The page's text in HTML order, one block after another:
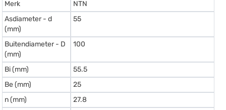
Merk
NTN
Asdiameter - d
(mm)
55
Buitendiameter - D
(mm)
100
Bi (mm)
55.5
Be (mm)
25
n (mm)
27.8